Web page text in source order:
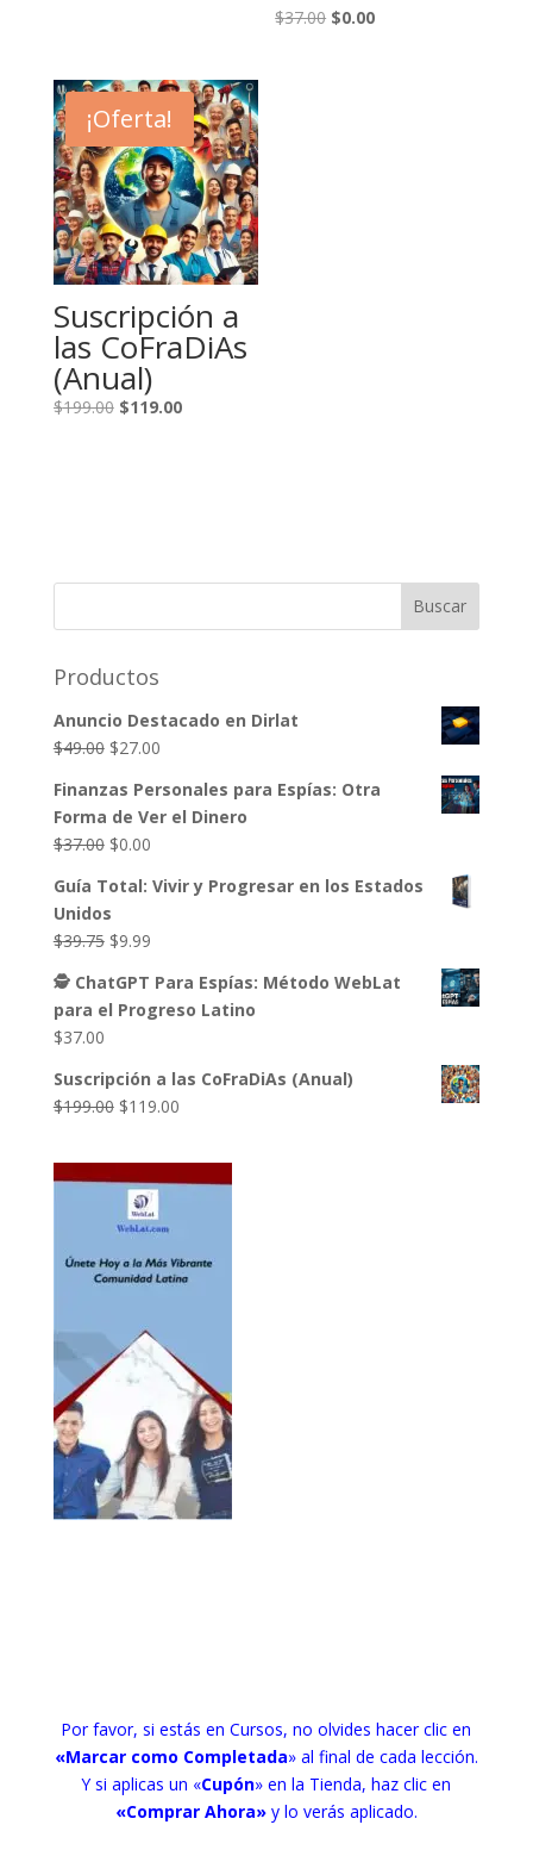
$37.00.$0.00.
$37.00 El
$0.00El
¡Oferta!
Suscripción a
las CoFraDiAs
(Anual)
$199.00 El
$119.00El
Productos
Anuncio Destacado en Dirlat
$49.00 El
original
era:
$49.00.
$27.00El
actual
es:
Finanzas Personales para Espías: Otra
Forma de Ver el Dinero
$37.00 El
original
era:
$37.00.
$0.00El
actual
$0.00.
Guía Total: Vivir y Progresar en los Estados
Unidos
$39.75 El
original
era:
$9.99El
actual
es:
🕵️ ChatGPT Para Espías: Método WebLat
para el Progreso Latino
$37.00
Suscripción a las CoFraDiAs (Anual)
$199.00 El
original
era:
$199.00.
$119.00El
actual
es:
Por favor, si estás en Cursos, no olvides hacer clic en
«Marcar como Completada» al final de cada lección.
Y si aplicas un «Cupón» en la Tienda, haz clic en
«Comprar Ahora»y lo verás aplicado.